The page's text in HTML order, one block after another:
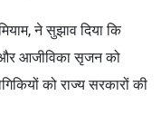
ने सुझाव दिया कि
और आजीविका सृजन को
को राज्य सरकारों की